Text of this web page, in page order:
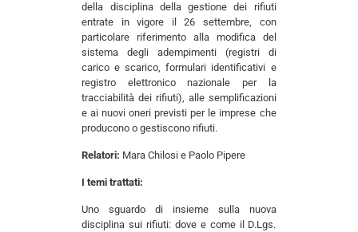
della disciplina della gestione dei rifiuti
entrate in vigore il 26 settembre, con
particolare riferimento alla modifica del
sistema degli adempimenti (registri di
carico e scarico, formulari identificativi e
registro elettronico nazionale per la
tracciabilità dei rifiuti), alle semplificazioni
e ai nuovi oneri previsti per le imprese che
producono o gestiscono rifiuti.
Relatori: Mara Chilosi e Paolo Pipere
I temi trattati:
Uno sguardo di insieme sulla nuova
disciplina sui rifiuti: dove e come il D.Lgs.